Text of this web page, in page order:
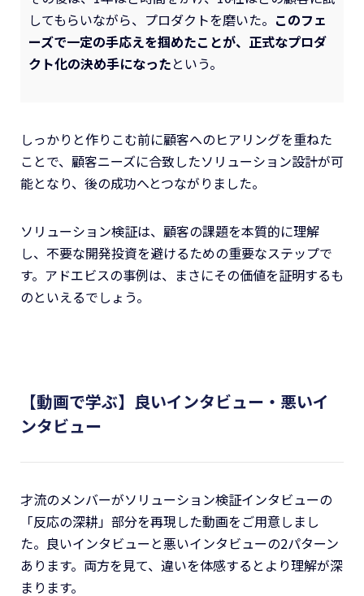
してもらいながら、プロダクトを磨いた。 このフェ
ーズで一定の手応えを掴めたことが、正式なプロダ
クト化の決め手になったという。
しっかりと作りこむ前に顧客へのヒアリングを重ねた
ことで、顧客ニーズに合致したソリューション設計が可
能となり、後の成功へとつながりました。
ソリューション検証は、顧客の課題を本質的に理解
し、不要な開発投資を避けるための重要なステップで
す。アドエビスの事例は、まさにその価値を証明するも
のといえるでしょう。
【動画で学ぶ】良いインタビュー・悪いイ
ンタビュー
才流のメンバーがソリューション検証インタビューの
「反応の深耕」部分を再現した動画をご用意しまし
た。良いインタビューと悪いインタビューの2パターン
あります。両方を見て、違いを体感するとより理解が深
まります。